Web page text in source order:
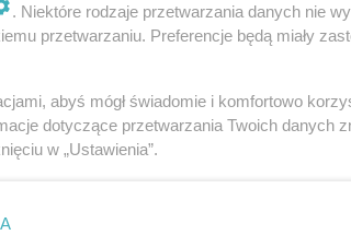
. Niektóre rodzaje przetwarzania danych nie
przetwarzaniu. Preferencje będą miały
abyś mógł świadomie i komfortowo
dotyczące przetwarzania Twoich danych
w „Ustawienia”.